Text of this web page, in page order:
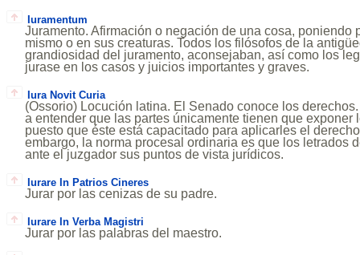
Iuramentum
Juramento. Afirmación o negación de una cosa, poniendo
mismo o en sus creaturas. Todos los filósofos de la
grandiosidad del juramento, aconsejaban, así como los
jurase en los casos y juicios importantes y graves.
Iura Novit Curia
(Ossorio) Locución latina. El Senado conoce los
a entender que las partes únicamente tienen que exponer
puesto que éste está capacitado para aplicarles el
embargo, la norma procesal ordinaria es que los letrados
ante el juzgador sus puntos de vista jurídicos.
Iurare In Patrios Cineres
Jurar por las cenizas de su padre.
Iurare In Verba Magistri
Jurar por las palabras del maestro.